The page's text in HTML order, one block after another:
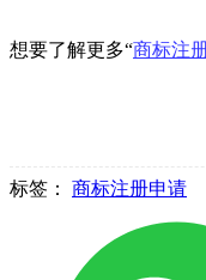
想要了解更多“商标注
标签： 商标注册申请